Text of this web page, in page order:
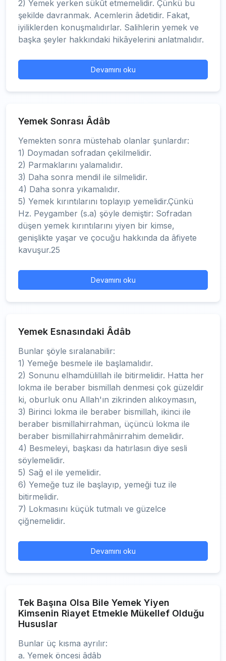
2) Yemek yerken sükût etmemelidir. Çünkü bu
şekilde davranmak. Acemlerin âdetidir. Fakat,
iyiliklerden konuşmalıdırlar. Salihlerin yemek ve
başka şeyler hakkındaki hikâyelerini anlatmalıdır.
Devamını oku
Yemek Sonrası Âdâb
Yemekten sonra müstehab olanlar şunlardır:
1) Doymadan sofradan çekilmelidir.
2) Parmaklarını yalamalıdır.
3) Daha sonra mendil ile silmelidir.
4) Daha sonra yıkamalıdır.
5) Yemek kırıntılarını toplayıp yemelidir.Çünkü
Hz. Peygamber (s.a) şöyle demiştir: Sofradan
düşen yemek kırıntılarını yiyen bir kimse,
genişlikte yaşar ve çocuğu hakkında da âfiyete
kavuşur.25
Devamını oku
Yemek Esnasındaki Âdâb
Bunlar şöyle sıralanabilir:
1) Yemeğe besmele ile başlamalıdır.
2) Sonunu elhamdülillah ile bitirmelidir. Hatta her
lokma ile beraber bismillah denmesi çok güzeldir
ki, oburluk onu Allah'ın zikrinden alıkoymasın,
3) Birinci lokma ile beraber bismillah, ikinci ile
beraber bismillahirrahman, üçüncü lokma ile
beraber bismillahirrahmânirrahim demelidir.
4) Besmeleyi, başkası da hatırlasın diye sesli
söylemelidir.
5) Sağ el ile yemelidir.
6) Yemeğe tuz ile başlayıp, yemeği tuz ile
bitirmelidir.
7) Lokmasını küçük tutmalı ve güzelce
çiğnemelidir.
Devamını oku
Tek Başına Olsa Bile Yemek Yiyen
Kimsenin Riayet Etmekle Mükellef Olduğu
Hususlar
Bunlar üç kısma ayrılır:
a. Yemek öncesi âdâb